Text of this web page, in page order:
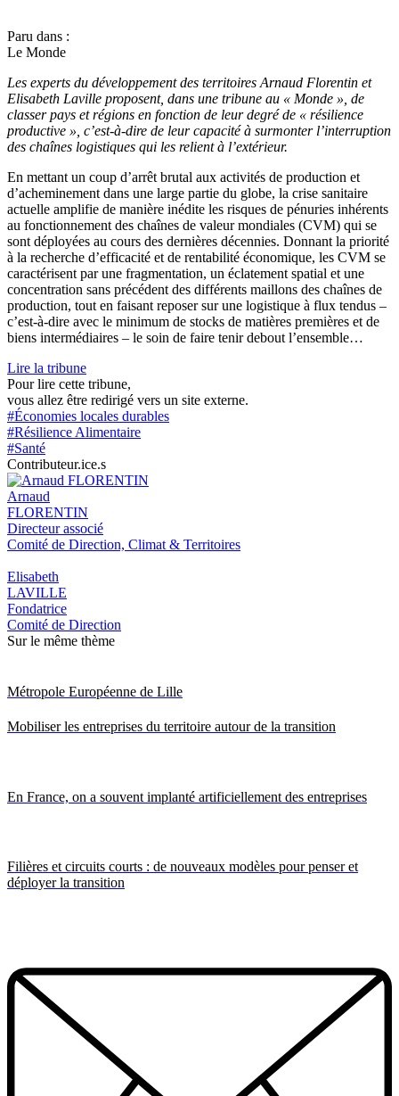
Paru dans :
Le Monde
Les experts du développement des territoires Arnaud Florentin et
Elisabeth Laville proposent, dans une tribune au « Monde », de
classer pays et régions en fonction de leur degré de « résilience
productive », c’est-à-dire de leur capacité à surmonter l’interruption
des chaînes logistiques qui les relient à l’extérieur.
En mettant un coup d’arrêt brutal aux activités de production et
d’acheminement dans une large partie du globe, la crise sanitaire
actuelle amplifie de manière inédite les risques de pénuries inhérents
au fonctionnement des chaînes de valeur mondiales (CVM) qui se
sont déployées au cours des dernières décennies. Donnant la priorité
à la recherche d’efficacité et de rentabilité économique, les CVM se
caractérisent par une fragmentation, un éclatement spatial et une
concentration sans précédent des différents maillons des chaînes de
production, tout en faisant reposer sur une logistique à flux tendus –
c’est-à-dire avec le minimum de stocks de matières premières et de
biens intermédiaires – le soin de faire tenir debout l’ensemble…
Lire la tribune
Pour lire cette tribune,
vous allez être redirigé vers un site externe.
#Économies locales durables
#Résilience Alimentaire
#Santé
Contributeur.ice.s
Arnaud
FLORENTIN
Directeur associé
Comité de Direction, Climat & Territoires
Elisabeth
LAVILLE
Fondatrice
Comité de Direction
Sur le même thème
Métropole Européenne de Lille
Mobiliser les entreprises du territoire autour de la transition
En France, on a souvent implanté artificiellement des entreprises
Filières et circuits courts : de nouveaux modèles pour penser et
déployer la transition